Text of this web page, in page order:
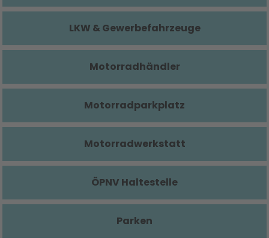
LKW & Gewerbefahrzeuge
Motorradhändler
Motorradparkplatz
Motorradwerkstatt
ÖPNV Haltestelle
Parken